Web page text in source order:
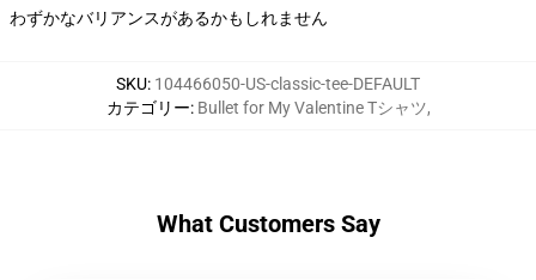
わずかなバリアンスがあるかもしれません
SKU: 104466050-US-classic-tee-DEFAULT
カテゴリー: Bullet for My Valentine Tシャツ,
What Customers Say